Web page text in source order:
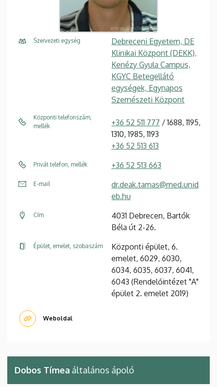
Szervezeti egység
Debreceni Egyetem, DE
Klinikai Központ (DEKK),
Kenézy Gyula Campus,
KGYC Betegellátó
egységek, Egynapos
Szemészeti Központ
Központi telefonszám,
mellék
+36 52 511 777 / 1688, 1195,
1310, 1985, 1193
+36 52 513 613
Privát telefon, mellék +36 52 513 663
E-mail
dr.deak.tamas@med.unid
eb.hu
Cím
4031 Debrecen, Bartók
Béla út 2-26.
Épület, emelet, szobaszám
Központi épület, 6.
emelet, 6029, 6030,
6034, 6035, 6037, 6041,
6043 (Rendelőintézet "A"
épület 2. emelet 2019)
Weboldal
Dobos Tímea általános ápoló